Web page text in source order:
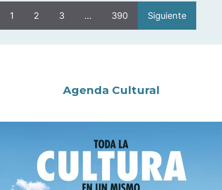
1 2 3 … 390 Siguiente
Agenda Cultural